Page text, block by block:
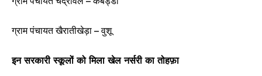
ग्राम पंचायत खैरातीखेड़ा – वुशू
इन सरकारी स्कूलों को मिला खेल नर्सरी का तोहफ़ा